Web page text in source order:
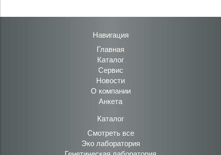
Навигация
Главная
Каталог
Сервис
Новости
О компании
Анкета
Каталог
Смотреть все
Эко лаборатория